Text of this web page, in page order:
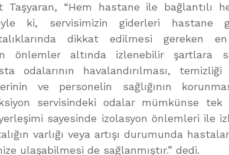
Taşyaran, “Hem hastane ile bağlantılı
ki, servisimizin giderleri hastane
dikkat edilmesi gereken
önlemler altında izlenebilir şartlara
odalarının havalandırılması, temizliği
ve personelin sağlığının
servisindeki odalar mümkünse tek
sayesinde izolasyon önlemleri ile
varlığı veya artışı durumunda
ulaşabilmesi de sağlanmıştır.” dedi.